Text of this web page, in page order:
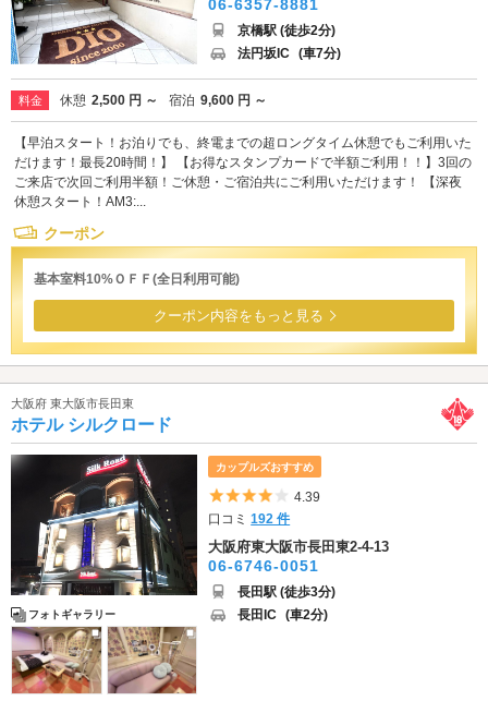
06-6357-8881
京橋駅 (徒歩2分)
法円坂IC (車7分)
料金 休憩 2,500 円 ～ 宿泊 9,600 円 ～
【早泊スタート！お泊りでも、終電までの超ロングタイム休憩でもご利用いた
だけます！最長20時間！】 【お得なスタンプカードで半額ご利用！！】3回の
ご来店で次回ご利用半額！ご休憩・ご宿泊共にご利用いただけます！ 【深夜
休憩スタート！AM3:...
クーポン
基本室料10%ＯＦＦ(全日利用可能)
クーポン内容をもっと見る
大阪府 東大阪市長田東
ホテル シルクロード
フォトギャラリー
カップルズおすすめ
5つ星のうち4
4.39
口コミ192 件
大阪府東大阪市長田東2-4-13
06-6746-0051
長田駅 (徒歩3分)
長田IC (車2分)